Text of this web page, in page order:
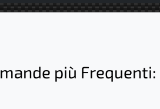
più Frequenti: